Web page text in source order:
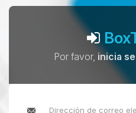
Por favor, inicia